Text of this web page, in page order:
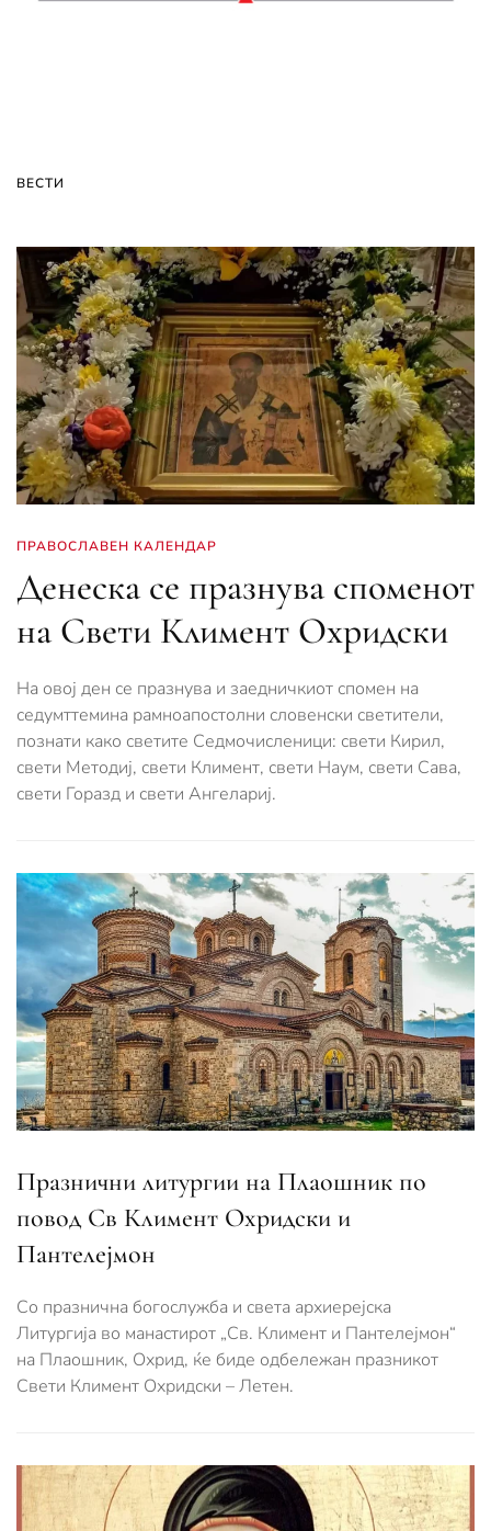
ВЕСТИ
ПРАВОСЛАВЕН КАЛЕНДАР
Денеска се празнува споменот
на Свети Климент Охридски
На овој ден се празнува и заедничкиот спомен на
седумттемина рамноапостолни словенски светители,
познати како светите Седмочисленици: свети Кирил,
свети Методиј, свети Климент, свети Наум, свети Сава,
свети Горазд и свети Ангелариј.
Празнични литургии на Плаошник по
повод Св Климент Охридски и
Пантелејмон
Со празнична богослужба и света архиерејска
Литургија во манастирот „Св. Климент и Пантелејмон“
на Плаошник, Охрид, ќе биде одбележан празникот
Свети Климент Охридски – Летен.